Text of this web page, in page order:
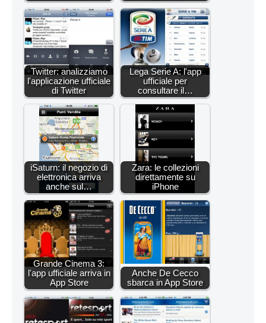
Twitter: analizziamo
l'applicazione ufficiale
di Twitter
Lega Serie A: l'app
ufficiale per
consultare il…
iSaturn: il negozio di
elettronica arriva
anche sul…
Zara: le collezioni
direttamente su
iPhone
Grande Cinema 3:
l'app ufficiale arriva in
App Store
Anche De Cecco
sbarca in App Store